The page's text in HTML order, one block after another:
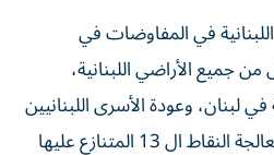
في المفاوضات في
جميع الأراضي اللبنانية،
لبنان، وعودة الأسرى اللبنانيين
المحتجزين في إسرائيل، ومعالجة النقاط ال 13 المتنازع عليها